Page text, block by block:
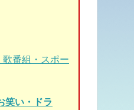
番組・スポー
笑い・ドラ